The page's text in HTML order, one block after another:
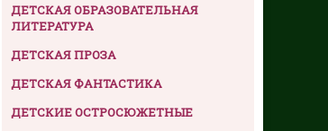
ДЕТСКАЯ ОБРАЗОВАТЕЛЬНАЯ
ЛИТЕРАТУРА
ДЕТСКАЯ ПРОЗА
ДЕТСКАЯ ФАНТАСТИКА
ДЕТСКИЕ ОСТРОСЮЖЕТНЫЕ